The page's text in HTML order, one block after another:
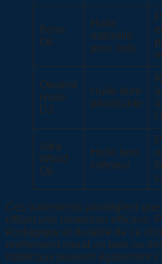
Bona
Oil
Huile
naturelle
pour bois
Owatrol
Huile
D3
Huile dure
pénétrante
à
Sika
Wood
Oil
Huile bois
intérieur
Ces traitements privilégient
offrant une protection efficace.
écologique et durable de ce
revêtement mural en bois ou
matériaux peuvent également